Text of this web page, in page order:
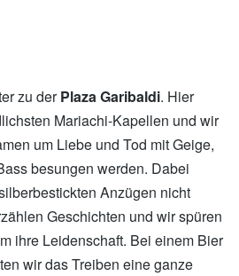
zu derPlaza Garibaldi. Hier
Mariachi-Kapellen und wir
um Liebe und Tod mit Geige,
besungen werden. Dabei
Anzügen nicht
Geschichten und wir spüren
ihre Leidenschaft. Bei einem Bier
wir das Treiben eine ganze